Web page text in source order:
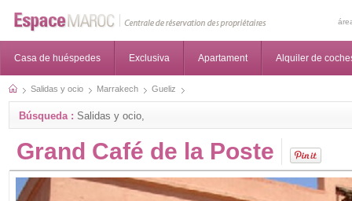
Casa de huéspedes Exclusiva Apartament Alquiler de
Salidas y ocio Marrakech Gueliz
Búsqueda : Salidas y ocio,
Grand Café de la Poste